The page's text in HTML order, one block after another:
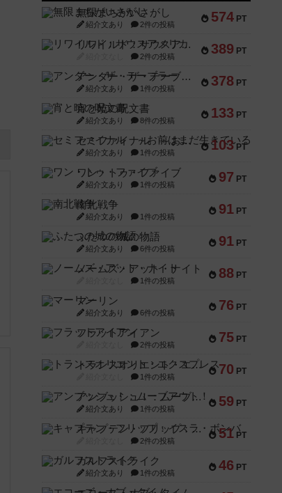
574 PT
無限まちがいさがし
紹介文あり 2件の投稿
389 PT
リワイルド：サウスアメリカ
2件の投稿
378 PT
アンダー・ザ・テーブラー
紹介文あり 1件の投稿
133 PT
宵と暁の呪文書
紹介文あり 8件の投稿
103 PT
セミファイナル ～お前はまだ生きている～
紹介文あり 1件の投稿
97 PT
ワン・トゥ・ファイブ
紹介文あり 1件の投稿
91 PT
南北戦争
紹介文あり 1件の投稿
91 PT
ふたつの城の物語
紹介文あり 6件の投稿
88 PT
ノームズ・アット・ナイト
1件の投稿
76 PT
マーリン
紹介文あり 6件の投稿
75 PT
フラットアイアン
2件の投稿
70 PT
トランスオリエント・エクスプレス
1件の投稿
59 PT
アンブッシュ！：ムーブアウト！
紹介文あり 1件の投稿
51 PT
キャプテン・フリップ：イスラ・ボンバ
2件の投稿
46 PT
ガルフストライク
紹介文あり 1件の投稿